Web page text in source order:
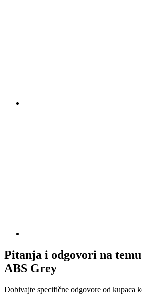
Pitanja i odgovori na
ABS Grey
Dobivajte specifične odgovore od kupaca